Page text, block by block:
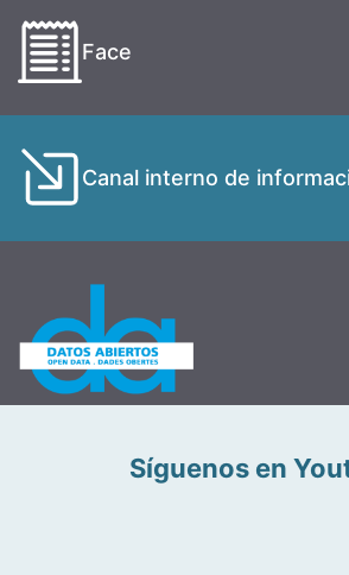
Face
Canal interno de
Síguenos en